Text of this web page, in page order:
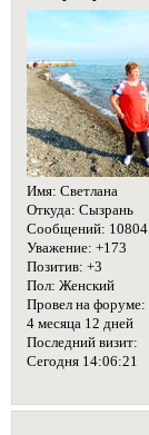
Имя: Светлана
Откуда: Сызрань
Сообщений: 10804
Уважение: +173
Позитив: +3
Пол: Женский
Провел на форуме:
4 месяца 12 дней
Последний визит:
Сегодня 14:06:21